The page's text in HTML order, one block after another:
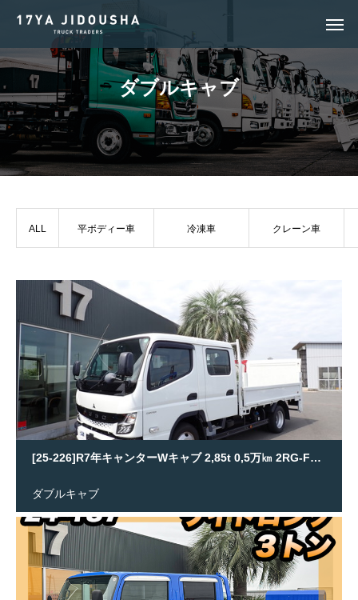
ダブルキャブ
ALL 平ボディー車 冷凍車 クレーン車
[25-226]R7年キャンターWキャブ 2,85t 0,5万㎞ 2RG-FEB50
ダブルキャブ